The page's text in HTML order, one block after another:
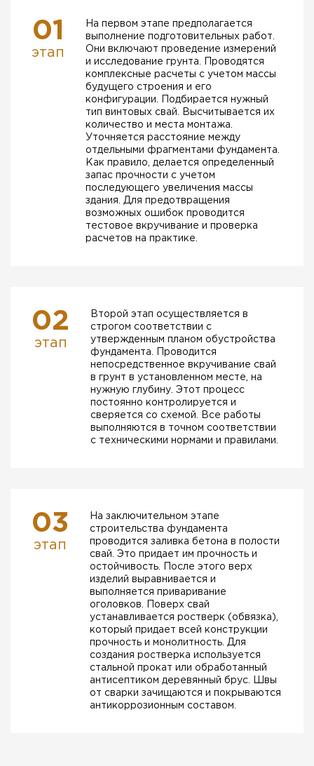
01
этап
На первом этапе предполагается
выполнение подготовительных работ.
Они включают проведение измерений
и исследование грунта. Проводятся
комплексные расчеты с учетом массы
будущего строения и его
конфигурации. Подбирается нужный
тип винтовых свай. Высчитывается их
количество и места монтажа.
Уточняется расстояние между
отдельными фрагментами фундамента.
Как правило, делается определенный
запас прочности с учетом
последующего увеличения массы
здания. Для предотвращения
возможных ошибок проводится
тестовое вкручивание и проверка
расчетов на практике.
02
этап
Второй этап осуществляется в
строгом соответствии с
утвержденным планом обустройства
фундамента. Проводится
непосредственное вкручивание свай
в грунт в установленном месте, на
нужную глубину. Этот процесс
постоянно контролируется и
сверяется со схемой. Все работы
выполняются в точном соответствии
с техническими нормами и правилами.
03
этап
На заключительном этапе
строительства фундамента
проводится заливка бетона в полости
свай. Это придает им прочность и
остойчивость. После этого верх
изделий выравнивается и
выполняется приваривание
оголовков. Поверх свай
устанавливается ростверк (обвязка),
который придает всей конструкции
прочность и монолитность. Для
создания ростверка используется
стальной прокат или обработанный
антисептиком деревянный брус. Швы
от сварки зачищаются и покрываются
антикоррозионным составом.